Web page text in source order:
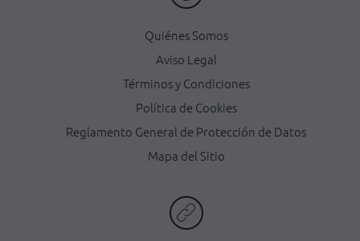
Quiénes Somos
Aviso Legal
Términos y Condiciones
Política de Cookies
Reglamento General de Protección de Datos
Mapa del Sitio